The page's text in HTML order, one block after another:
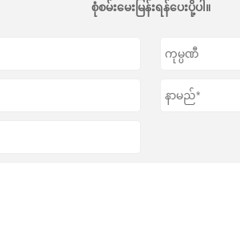
စုံစမ်းမေးမြန်းရန်ပေးပို့ပါ။